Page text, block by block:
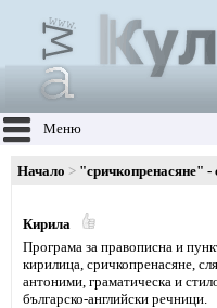
Меню
Начало "сричкопренасяне" -
Кирила
Програма за правописна и
кирилица, сричкопренасяне,
антоними, граматическа и
българско-английски речници.